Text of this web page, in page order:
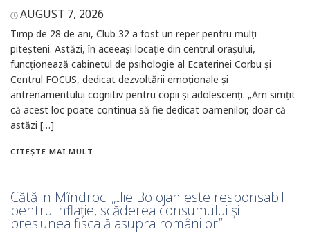
AUGUST 7, 2026
Timp de 28 de ani, Club 32 a fost un reper pentru mulți
piteșteni. Astăzi, în aceeași locație din centrul orașului,
funcționează cabinetul de psihologie al Ecaterinei Corbu și
Centrul FOCUS, dedicat dezvoltării emoționale și
antrenamentului cognitiv pentru copii și adolescenți. „Am simțit
că acest loc poate continua să fie dedicat oamenilor, doar că
astăzi […]
CITEȘTE MAI MULT...
Cătălin Mîndroc: „Ilie Bolojan este responsabil
pentru inflație, scăderea consumului și
presiunea fiscală asupra românilor”